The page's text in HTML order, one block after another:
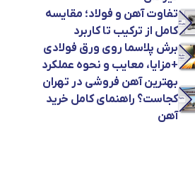
تفاوت آهن و فولاد؛ مقایسه
کامل از ترکیب تا کاربرد
برش پلاسما روی ورق فولادی
+مزایا، معایب و نحوه عملکرد
بهترین آهن فروشی در تهران
کجاست؟ راهنمای کامل خرید
آهن